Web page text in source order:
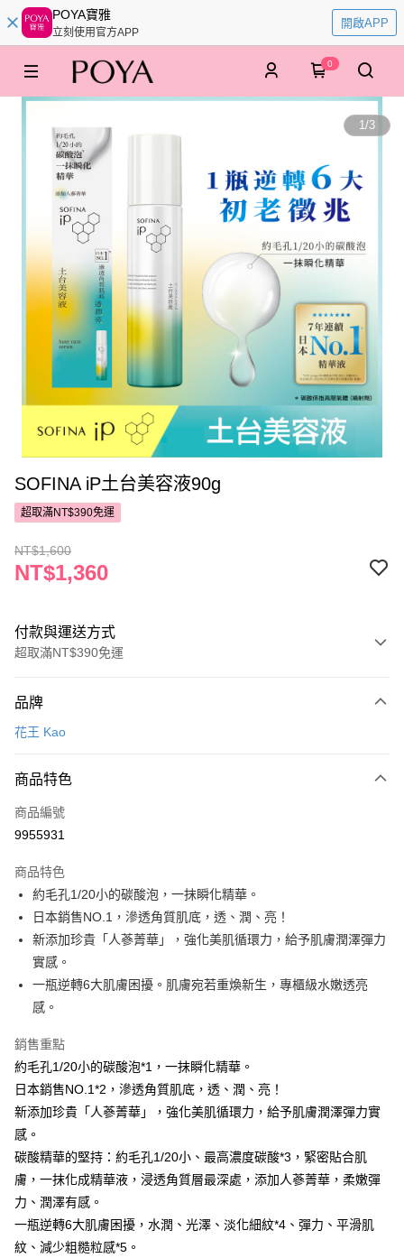
POYA寶雅
立刻使用官方APP
開啟APP
0
1/3
SOFINA iP土台美容液90g
超取滿NT$390免運
NT$1,600
NT$1,360
付款與運送方式
超取滿NT$390免運
POYA支付
超商取貨付款
LINE Pay
街口支付
悠遊付
Google Pay
AFTEE先享後付
相關說明
AFTEE先享後付是「在收到商品之後才付款」的支付方式。 讓您購物簡單
１．簡單：不需註冊會員、不需綁卡、不需儲值。
２．便利：只要手機號碼，簡訊認證，即可結帳。
３．安心：先確認商品／服務後，再付款。
【「AFTEE先享後付」結帳流程】
１．於結帳方式選擇「AFTEE先享後付」後，將跳轉至「AFTEE先享後付」
２．訂單成立數日內，您將收到繳費通知簡訊。
３．收到繳費通知簡訊後14天內，點擊此簡訊中的連結，可透過四大超商／
ATM／網路銀行／等多元方式進行付款，方視為交易完成。
※ 請注意：結帳手續完成當下不需立刻繳費，但若您需要取消訂單，請聯絡
購買商品的店家。未經商家同意取消之訂單仍視為有效，需透過AFTEE先享
即享券
運送方式
全家取貨付款
每筆NT$65，滿NT$390(含以上)免運費
付款後全家取貨
萊爾富取貨付款
每筆NT$65，滿NT$490(含以上)免運費
品牌
花王 Kao
商品特色
商品編號
9955931
商品特色
約毛孔1/20小的碳酸泡，一抹瞬化精華。
日本銷售NO.1，滲透角質肌底，透、潤、亮！
新添加珍貴「人蔘菁華」，強化美肌循環力，給予肌膚潤澤彈力
實感。
一瓶逆轉6大肌膚困擾。肌膚宛若重煥新生，專櫃級水嫩透亮
感。
銷售重點
約毛孔1/20小的碳酸泡*1，一抹瞬化精華。
日本銷售NO.1*2，滲透角質肌底，透、潤、亮！
新添加珍貴「人蔘菁華」，強化美肌循環力，給予肌膚潤澤彈力實
感。
碳酸精華的堅持：約毛孔1/20小、最高濃度碳酸*3，緊密貼合肌
膚，一抹化成精華液，浸透角質層最深處，添加人蔘菁華，柔嫩彈
力、潤澤有感。
一瓶逆轉6大肌膚困擾，水潤、光澤、淡化細紋*4、彈力、平滑肌
紋、減少粗糙粒感*5。